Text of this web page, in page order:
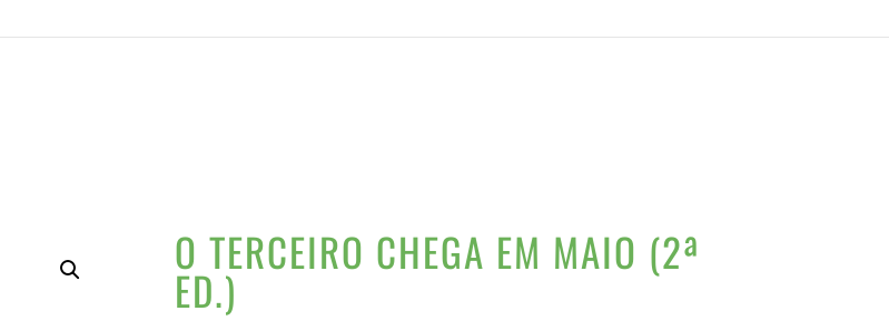
O TERCEIRO CHEGA EM MAIO (2ª
ED.)